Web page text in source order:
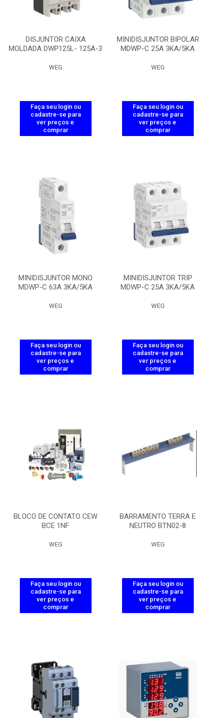
DISJUNTOR CAIXA
MOLDADA DWP125L- 125A-3
WEG
Faça seu login ou
cadastre-se para
ver preços e
comprar
MINIDISJUNTOR BIPOLAR
MDWP-C 25A 3KA/5KA
WEG
Faça seu login ou
cadastre-se para
ver preços e
comprar
MINIDISJUNTOR MONO
MDWP-C 63A 3KA/5KA
WEG
Faça seu login ou
cadastre-se para
ver preços e
comprar
MINIDISJUNTOR TRIP
MDWP-C 25A 3KA/5KA
WEG
Faça seu login ou
cadastre-se para
ver preços e
comprar
BLOCO DE CONTATO CEW
BCE 1NF
WEG
Faça seu login ou
cadastre-se para
ver preços e
comprar
BARRAMENTO TERRA E
NEUTRO BTN02-8
WEG
Faça seu login ou
cadastre-se para
ver preços e
comprar